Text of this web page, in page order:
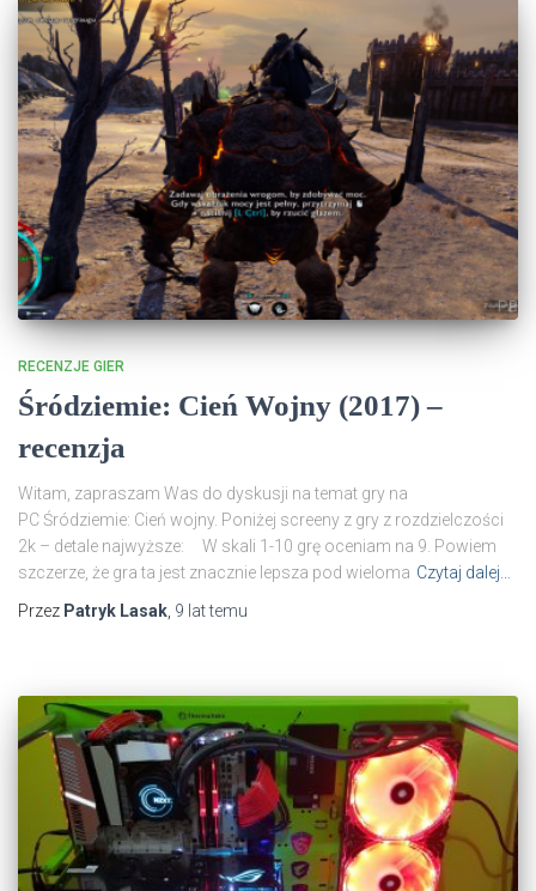
RECENZJE GIER
Śródziemie: Cień Wojny (2017) –
recenzja
Witam, zapraszam Was do dyskusji na temat gry na
PC Śródziemie: Cień wojny. Poniżej screeny z gry z rozdzielczości
2k – detale najwyższe: W skali 1-10 grę oceniam na 9. Powiem
szczerze, że gra ta jest znacznie lepsza pod wieloma Czytaj dalej…
Przez Patryk Lasak 9 lattemu